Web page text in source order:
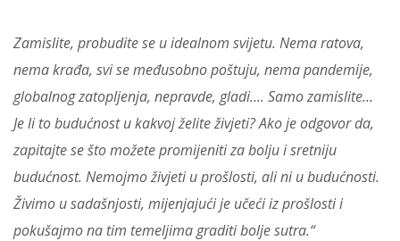
Zamislite, probudite se u idealnom svijetu. Nema ratova,
nema krađa, svi se međusobno poštuju, nema pandemije,
globalnog zatopljenja, nepravde, gladi…. Samo zamislite…
Je li to budućnost u kakvoj želite živjeti? Ako je odgovor da,
zapitajte se što možete promijeniti za bolju i sretniju
budućnost. Nemojmo živjeti u prošlosti, ali ni u budućnosti.
Živimo u sadašnjosti, mijenjajući je učeći iz prošlosti i
pokušajmo na tim temeljima graditi bolje sutra.“